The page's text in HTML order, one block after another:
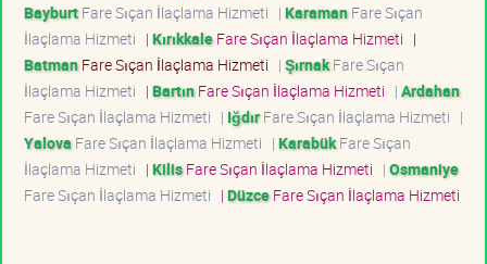
BayburtFare Sıçan İlaçlama Hizmeti | KaramanFare Sıçan
İlaçlama Hizmeti | KırıkkaleFare Sıçan İlaçlama Hizmeti |
BatmanFare Sıçan İlaçlama Hizmeti | ŞırnakFare Sıçan
İlaçlama Hizmeti | BartınFare Sıçan İlaçlama Hizmeti | Ardahan
Fare Sıçan İlaçlama Hizmeti | IğdırFare Sıçan İlaçlama Hizmeti |
Yalova Fare Sıçan İlaçlama Hizmeti | KarabükFare Sıçan
İlaçlama Hizmeti | KilisFare Sıçan İlaçlama Hizmeti | Osmaniye
Fare Sıçan İlaçlama Hizmeti | DüzceFare Sıçan İlaçlama Hizmeti